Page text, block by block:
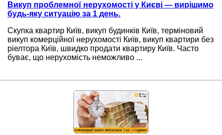
Викуп проблемної нерухомості у Києві — вирішимо
будь-яку ситуацію за 1 день.
Скупка квартир Київ, викуп будинків Київ, терміновий
викуп комерційної нерухомості Київ, викуп квартири без
ріелтора Київ, швидко продати квартиру Київ. Часто
буває, що нерухомість неможливо ...